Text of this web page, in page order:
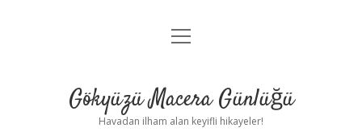
Anasayfa
Yasal Uyarı
menüyü
Gökyüzü Macera Günlüğü
Havadan ilham alan keyifli hikayeler!